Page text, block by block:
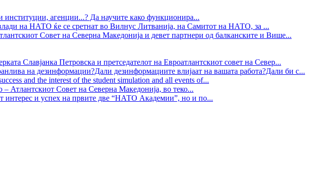
агенции...? Да научите како функционира...
на НАТО ќе се сретнат во Вилнус Литванија, на Самитот на НАТО, за ...
Совет на Северна Македонија и девет партнери од балканските и Више...
Славјанка Петровска и претседателот на Евроатлантскиот совет на Север...
на дезинформации?Дали дезинформациите влијаат на вашата работа?Дали би с...
and the interest of the student simulation and all events of...
Атлантскиот Совет на Северна Македонија, во теко...
интерес и успех на првите две “НАТО Академии”, но и по...